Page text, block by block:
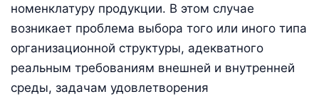
номенклатуру продукции. В этом случае
возникает проблема выбора того или иного типа
организационной структуры, адекватного
реальным требованиям внешней и внутренней
среды, задачам удовлетворения